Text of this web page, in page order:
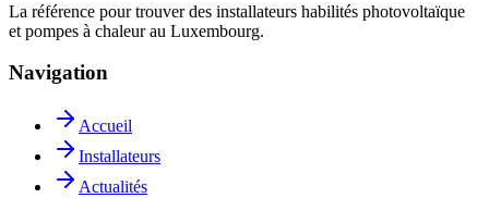
La référence pour trouver des installateurs habilités photovoltaïque
et pompes à chaleur au Luxembourg.
Navigation
Accueil
Installateurs
Actualités